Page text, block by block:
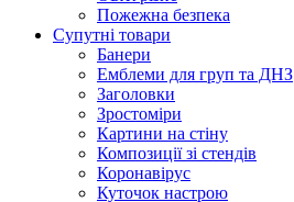
Пожежна безпека
Супутні товари
Банери
Емблеми для груп та ДНЗ
Заголовки
Зростоміри
Картини на стіну
Композиції зі стендів
Коронавірус
Куточок настрою